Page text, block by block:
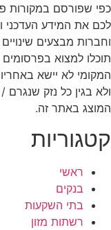
כפי שפורסם במקורות
לכם את המידע העדכני
וחברות מבצעים
תוכלו למצוא
המקומי לא יישא
ולא בגין כל נזק
המוצג באתר זה.
קטגוריות
ראשי
בנקים
בתי השקעות
רשתות מזון